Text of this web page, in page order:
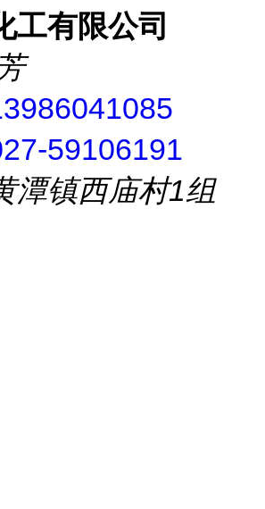
工有限公司
59106191
潭镇西庙村1组